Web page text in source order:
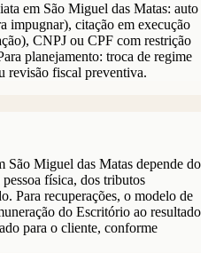
em São Miguel das Matas: auto
impugnar), citação em execução
CNPJ ou CPF com restrição
planejamento: troca de regime
revisão fiscal preventiva.
São Miguel das Matas depende do
física, dos tributos
Para recuperações, o modelo de
do Escritório ao resultado
para o cliente, conforme